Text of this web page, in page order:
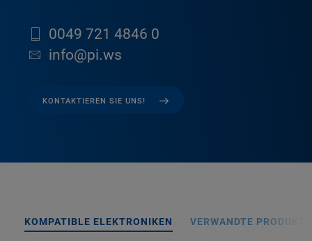
0049 721 4846 0
info@pi.ws
KONTAKTIEREN SIE UNS!
KOMPATIBLE ELEKTRONIKEN VERWANDTE PRODUKTE